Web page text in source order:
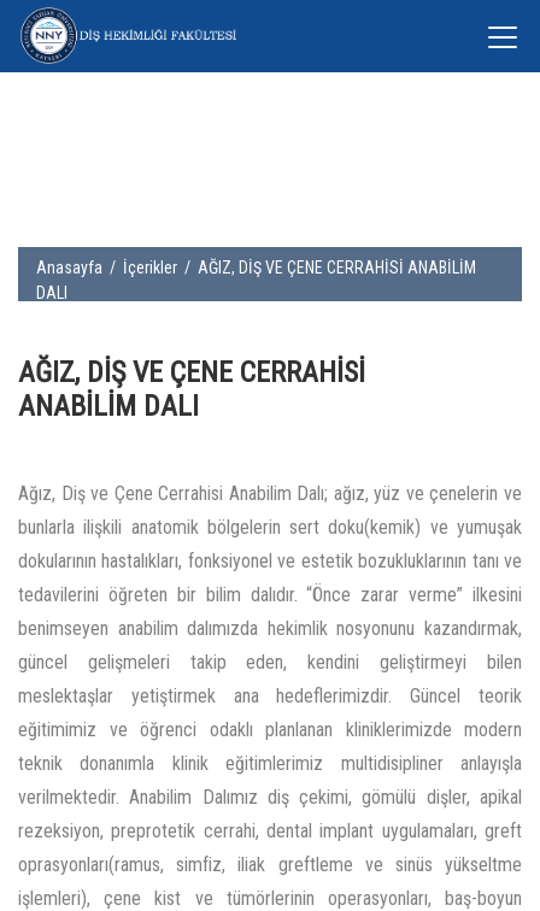
Anasayfa / İçerikler / AĞIZ, DİŞ VE ÇENE CERRAHİSİ ANABİLİM
DALI
AĞIZ, DİŞ VE ÇENE CERRAHİSİ
ANABİLİM DALI
Ağız, Diş ve Çene Cerrahisi Anabilim Dalı; ağız, yüz ve çenelerin ve
bunlarla ilişkili anatomik bölgelerin sert doku(kemik) ve yumuşak
dokularının hastalıkları, fonksiyonel ve estetik bozukluklarının tanı ve
tedavilerini öğreten bir bilim dalıdır. “Önce zarar verme” ilkesini
benimseyen anabilim dalımızda hekimlik nosyonunu kazandırmak,
güncel gelişmeleri takip eden, kendini geliştirmeyi bilen
meslektaşlar yetiştirmek ana hedeflerimizdir. Güncel teorik
eğitimimiz ve öğrenci odaklı planlanan kliniklerimizde modern
teknik donanımla klinik eğitimlerimiz multidisipliner anlayışla
verilmektedir. Anabilim Dalımız diş çekimi, gömülü dişler, apikal
rezeksiyon, preprotetik cerrahi, dental implant uygulamaları, greft
oprasyonları(ramus, simfiz, iliak greftleme ve sinüs yükseltme
işlemleri), çene kist ve tümörlerinin operasyonları, baş-boyun